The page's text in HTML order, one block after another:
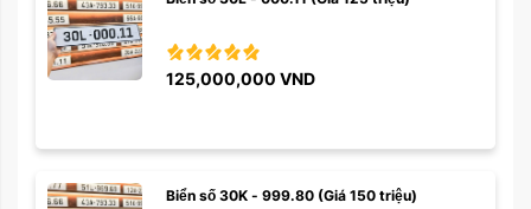
125,000,000 VND
Biển số 30K - 999.80 (Giá 150 triệu)